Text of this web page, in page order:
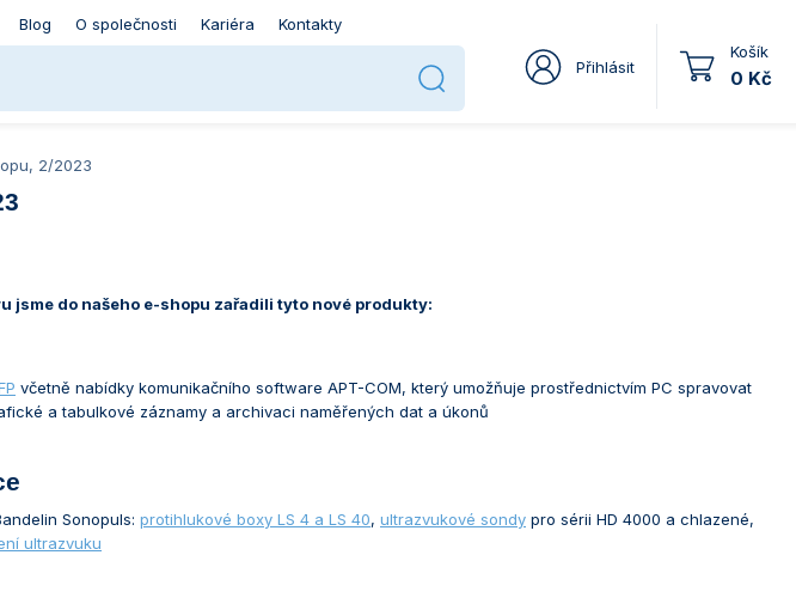
Blog O společnosti Kariéra Kontakty
Přihlásit
Košík
0 Kč
2/2023
jsme do našeho e-shopu zařadili tyto nové produkty:
včetně nabídky komunikačního software APT-COM, který umožňuje prostřednictvím PC spravovat
a tabulkové záznamy a archivaci naměřených dat a úkonů
Sonopuls: protihlukové boxy LS 4 a LS 40, ultrazvukové sondy pro sérii HD 4000 a chlazené,
ultrazvuku